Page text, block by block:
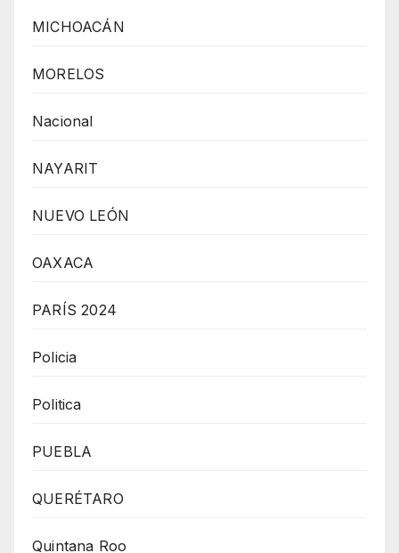
MICHOACÁN
MORELOS
Nacional
NAYARIT
NUEVO LEÓN
OAXACA
PARÍS 2024
Policia
Politica
PUEBLA
QUERÉTARO
Quintana Roo